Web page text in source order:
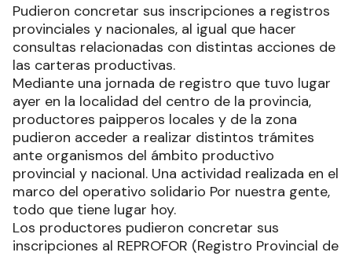
Pudieron concretar sus inscripciones a registros
provinciales y nacionales, al igual que hacer
consultas relacionadas con distintas acciones de
las carteras productivas.
Mediante una jornada de registro que tuvo lugar
ayer en la localidad del centro de la provincia,
productores paipperos locales y de la zona
pudieron acceder a realizar distintos trámites
ante organismos del ámbito productivo
provincial y nacional. Una actividad realizada en el
marco del operativo solidario Por nuestra gente,
todo que tiene lugar hoy.
Los productores pudieron concretar sus
inscripciones al REPROFOR (Registro Provincial de